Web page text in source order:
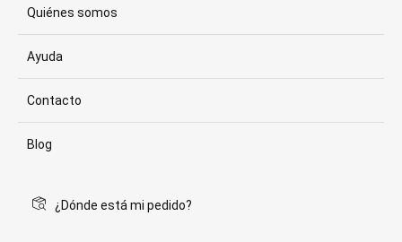
Quiénes somos
Ayuda
Contacto
Blog
¿Dónde está mi pedido?